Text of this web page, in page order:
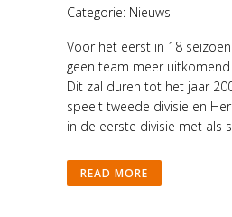
Categorie: Nieuws
Voor het eerst in 18
geen team meer
Dit zal duren tot het jaar
speelt tweede divisie en
in de eerste divisie met als
READ MORE